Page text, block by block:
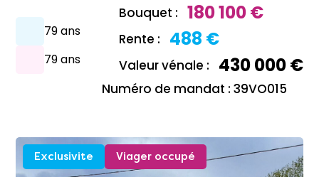
79 ans
79 ans
Bouquet : 180 100 €
Rente : 488 €
Valeur vénale : 430 000 €
Numéro de mandat : 39VO015
Exclusivite Viager occupé